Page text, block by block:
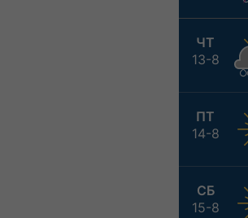
ЧТ
13-8
ПТ
14-8
СБ
15-8